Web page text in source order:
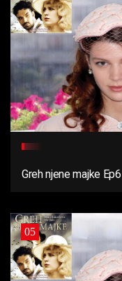
Greh njene majke Ep6
05